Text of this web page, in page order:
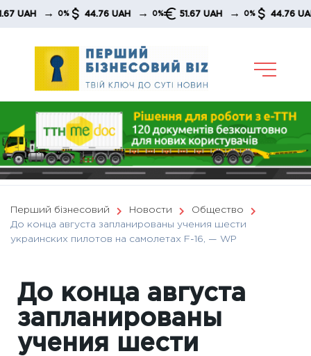
Skip
→ 0% 44.76 UAH → 0% 51.67 UAH → 0% 44.76 UAH →
Перший бізнесовий Новости
Общество
До конца августа запланированы учения шести
украинских пилотов на самолетах F-16, — WP
До конца августа
запланированы
учения шести